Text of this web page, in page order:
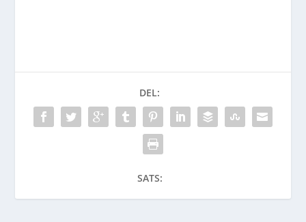
DEL:
SATS: